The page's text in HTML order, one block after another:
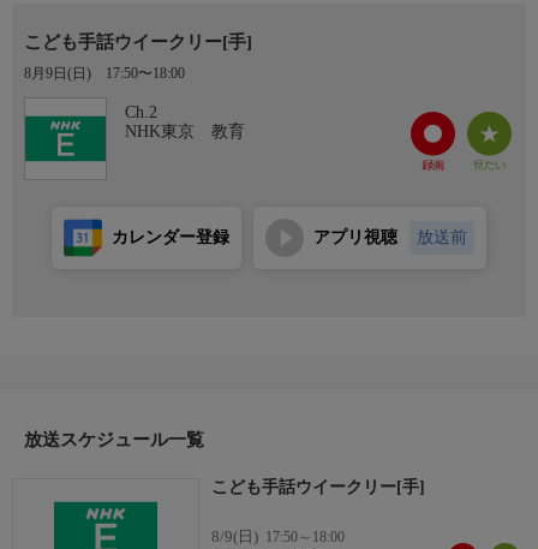
こども手話ウイークリー[手]
8月9日(日) 17:50〜18:00
Ch.2
NHK東京 教育
カレンダー登録 アプリ視聴 放送前
放送スケジュール一覧
こども手話ウイークリー[手]
8/9(日) 17:50～18:00